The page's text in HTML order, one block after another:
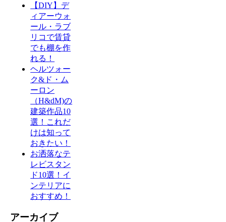
【DIY】デ
ィアーウォ
ール・ラブ
リコで賃貸
でも棚を作
れる！
ヘルツォー
ク&ド・ム
ーロン
（H&dM)の
建築作品10
選！これだ
けは知って
おきたい！
お洒落なテ
レビスタン
ド10選！イ
ンテリアに
おすすめ！
アーカイブ